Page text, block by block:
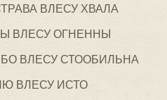
ВЛЕСУ ХВАЛА
ВЛЕСУ ОГНЕННЫ
ВЛЕСУ СТООБИЛЬНА
ВЛЕСУ ИСТО